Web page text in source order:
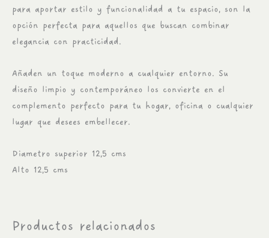
para aportar estilo y funcionalidad a tu espacio, son la
opción perfecta para aquellos que buscan combinar
elegancia con practicidad.
Añaden un toque moderno a cualquier entorno. Su
diseño limpio y contemporáneo los convierte en el
complemento perfecto para tu hogar, oficina o cualquier
lugar que desees embellecer.
Diametro superior 12,5 cms
Alto 12,5 cms
Productos relacionados